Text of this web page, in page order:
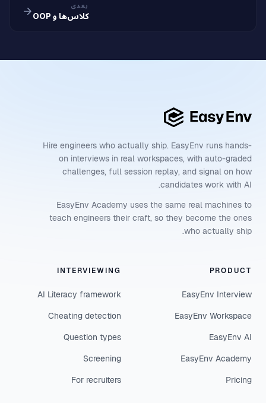
بعدی
کلاس‌ها و OOP
Hire engineers who actually ship. EasyEnv runs hands-
on interviews in real workspaces, with auto-graded
challenges, full session replay, and signal on how
candidates work with AI.
EasyEnv Academy uses the same real machines to
teach engineers their craft, so they become the ones
who actually ship.
PRODUCT
EasyEnv Interview
EasyEnv Workspace
EasyEnv AI
EasyEnv Academy
Pricing
INTERVIEWING
AI Literacy framework
Cheating detection
Question types
Screening
For recruiters